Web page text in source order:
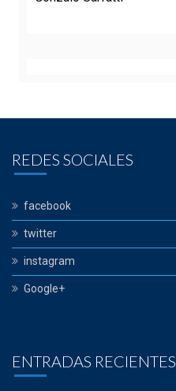
REDES SOCIALES
facebook
twitter
instagram
Google+
ENTRADAS RECIENTES